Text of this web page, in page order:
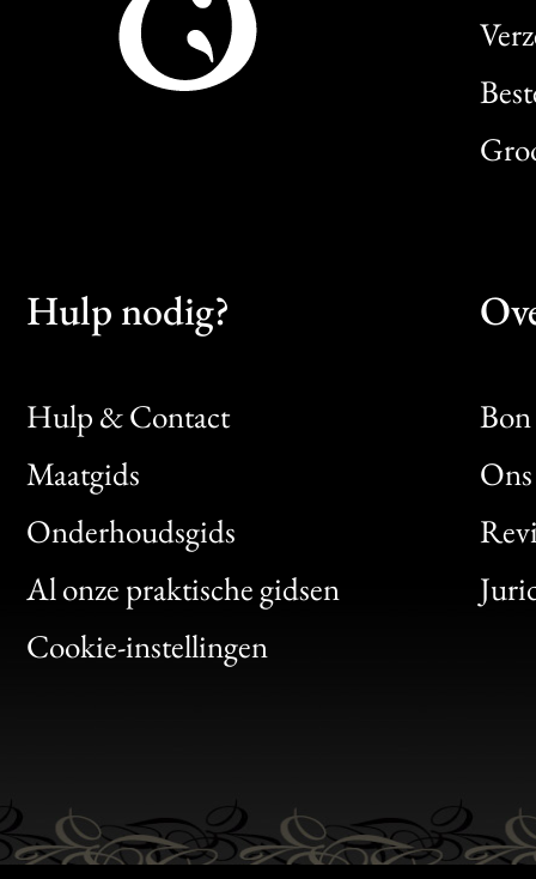
Hulp nodig?
Hulp & Contact
Maatgids
Onderhoudsgids
Al onze praktische gidsen
Cookie-instellingen
Bon
Clic